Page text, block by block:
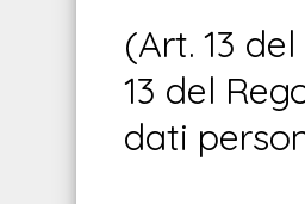
(Art. 13
13 del
dati